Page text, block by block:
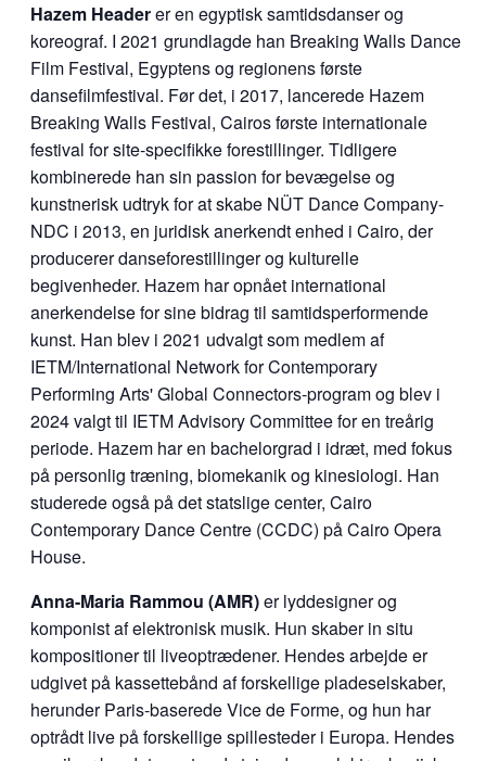
Hazem Headerer en egyptisk samtidsdanser og
koreograf. I 2021 grundlagde han Breaking Walls Dance
Film Festival, Egyptens og regionens første
dansefilmfestival. Før det, i 2017, lancerede Hazem
Breaking Walls Festival, Cairos første internationale
festival for site-specifikke forestillinger. Tidligere
kombinerede han sin passion for bevægelse og
kunstnerisk udtryk for at skabe NÜT Dance Company-
NDC i 2013, en juridisk anerkendt enhed i Cairo, der
producerer danseforestillinger og kulturelle
begivenheder. Hazem har opnået international
anerkendelse for sine bidrag til samtidsperformende
kunst. Han blev i 2021 udvalgt som medlem af
IETM/International Network for Contemporary
Performing Arts' Global Connectors-program og blev i
2024 valgt til IETM Advisory Committee for en treårig
periode. Hazem har en bachelorgrad i idræt, med fokus
på personlig træning, biomekanik og kinesiologi. Han
studerede også på det statslige center, Cairo
Contemporary Dance Centre (CCDC) på Cairo Opera
House.
Anna-Maria Rammou (AMR)er lyddesigner og
komponist af elektronisk musik. Hun skaber in situ
kompositioner til liveoptrædener. Hendes arbejde er
udgivet på kassettebånd af forskellige pladeselskaber,
herunderParis-baserede Vice de Forme, og hun har
optrådt live på forskellige spillesteder i Europa. Hendes